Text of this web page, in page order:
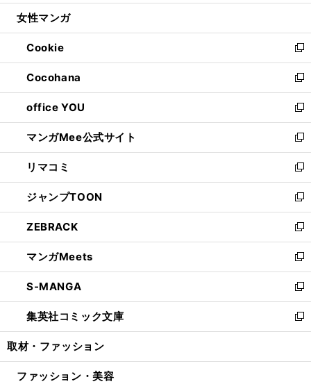
開
ウ
開
く
ン
ウ
で
開
く
ウ
ン
ド
ウ
で
開
く
し
ウ
ィ
ン
ド
ウ
で
開
く
女性マンガ
Cookie
新
し
い
ウ
ィ
ン
ド
ウ
で
開
く
Cocohana
新
し
い
ウ
ィ
ン
ド
ウ
で
開
く
office YOU
新
し
い
ウ
ィ
ン
ド
ウ
で
開
く
マンガMee公式サイト
新
し
い
ウ
ィ
ン
ド
ウ
で
開
く
リマコミ
新
し
い
ウ
ィ
ン
ド
ウ
で
開
く
ジャンプTOON
新
し
い
ウ
ィ
ン
ド
ウ
で
開
ZEBRACK
新
し
い
ウ
ィ
ン
ド
ウ
開
マンガMeets
新
し
い
ウ
ィ
ン
ウ
S-MANGA
新
し
い
ウ
ン
集英社コミック文庫
新
し
ウ
取材・ファッション
ファッション・美容